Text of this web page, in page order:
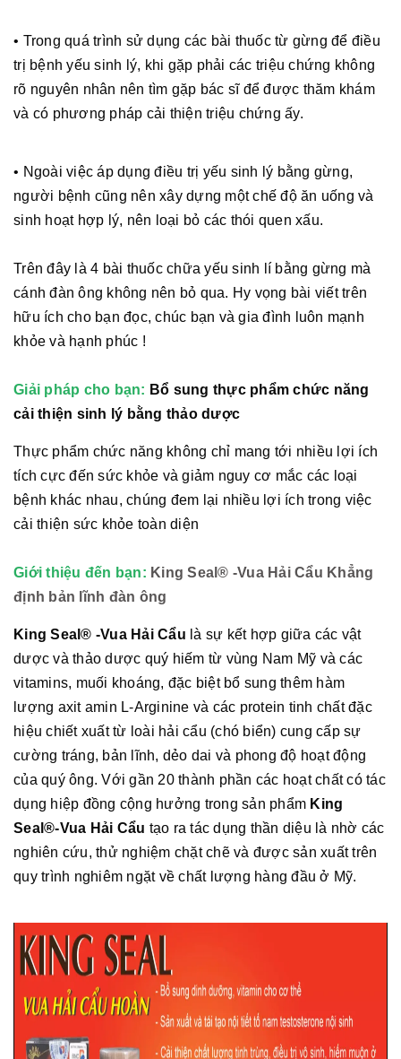
• Trong quá trình sử dụng các bài thuốc từ gừng để điều
trị bệnh yếu sinh lý, khi gặp phải các triệu chứng không
rõ nguyên nhân nên tìm gặp bác sĩ để được thăm khám
và có phương pháp cải thiện triệu chứng ấy.
• Ngoài việc áp dụng điều trị yếu sinh lý bằng gừng,
người bệnh cũng nên xây dựng một chế độ ăn uống và
sinh hoạt hợp lý, nên loại bỏ các thói quen xấu.
Trên đây là 4 bài thuốc chữa yếu sinh lí bằng gừng mà
cánh đàn ông không nên bỏ qua. Hy vọng bài viết trên
hữu ích cho bạn đọc, chúc bạn và gia đình luôn mạnh
khỏe và hạnh phúc !
Giải pháp cho bạn: Bổ sung thực phẩm chức năng
cải thiện sinh lý bằng thảo dược
Thực phẩm chức năng không chỉ mang tới nhiều lợi ích
tích cực đến sức khỏe và giảm nguy cơ mắc các loại
bệnh khác nhau, chúng đem lại nhiều lợi ích trong việc
cải thiện sức khỏe toàn diện
Giới thiệu đến bạn: King Seal® -Vua Hải Cẩu Khẳng
định bản lĩnh đàn ông
King Seal® -Vua Hải Cẩu là sự kết hợp giữa các vật
dược và thảo dược quý hiếm từ vùng Nam Mỹ và các
vitamins, muối khoáng, đặc biệt bổ sung thêm hàm
lượng axit amin L-Arginine và các protein tinh chất đặc
hiệu chiết xuất từ loài hải cẩu (chó biển) cung cấp sự
cường tráng, bản lĩnh, dẻo dai và phong độ hoạt động
của quý ông. Với gần 20 thành phần các hoạt chất có tác
dụng hiệp đồng cộng hưởng trong sản phẩm King
Seal®-Vua Hải Cẩu tạo ra tác dụng thần diệu là nhờ các
nghiên cứu, thử nghiệm chặt chẽ và được sản xuất trên
quy trình nghiêm ngặt về chất lượng hàng đầu ở Mỹ.